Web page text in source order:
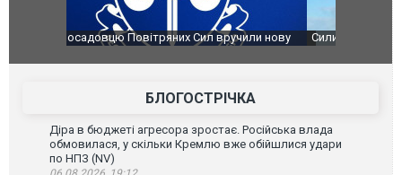
Сили оборони уразили Ярославський НПЗ:
атаку. ВІДЕО
Неймар
БЛОГОСТРІЧКА
Діра в бюджеті агресора зростає. Російська влада
обмовилася, у скільки Кремлю вже обійшлися удари
по НПЗ (NV)